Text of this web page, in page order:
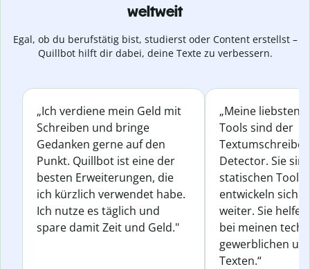
weltweit
Egal, ob du berufstätig bist, studierst oder Content erstellst –
Quillbot hilft dir dabei, deine Texte zu verbessern.
„Ich verdiene mein Geld mit
Schreiben und bringe
Gedanken gerne auf den
Punkt. Quillbot ist eine der
besten Erweiterungen, die
ich kürzlich verwendet habe.
Ich nutze es täglich und
spare damit Zeit und Geld."
„Meine liebsten
Tools sind der
Detector. Sie
statischen
entwickeln sich
weiter. Sie
bei meinen
gewerblichen
Texten.“